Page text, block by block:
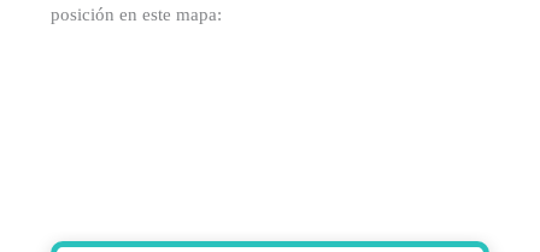
posición en este mapa: